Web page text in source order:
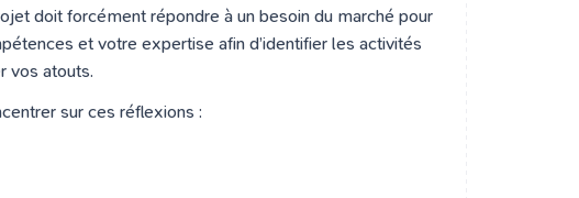
doit forcément répondre à un besoin du marché pour
et votre expertise afin d’identifier les activités
vos atouts.
sur ces réflexions :